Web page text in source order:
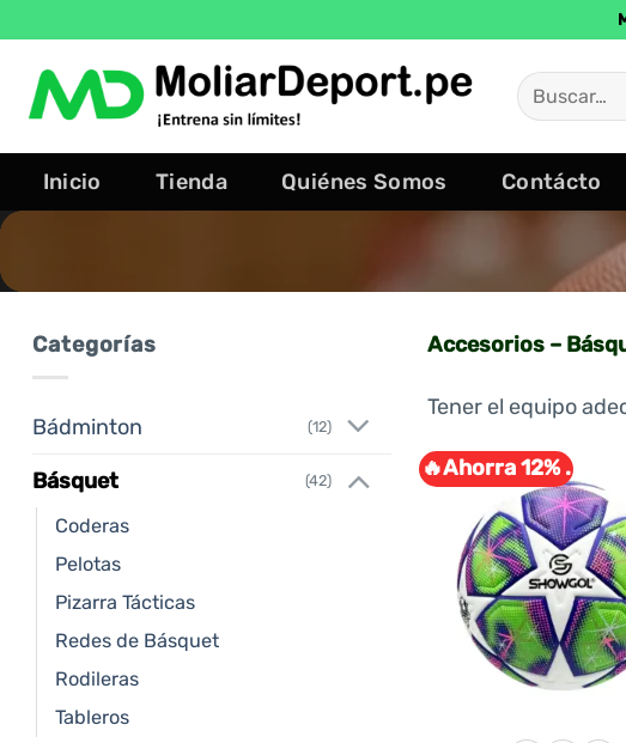
contenido
Buscar
por:
Inicio Tienda Quiénes Somos Contácto
Categorías
Bádminton (12)
Básquet (42)
Coderas
Pelotas
Pizarra Tácticas
Redes de Básquet
Rodileras
Tableros
Accesorios –
Tener el equipo
🔥Ahorra 12% .